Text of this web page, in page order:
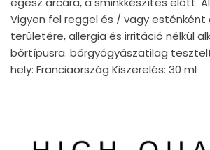
Vigyen fel reggel és / vagy esténként
területére, allergia és irritáció nélkül
bőrtípusra. bőrgyógyászatilag
hely: Franciaország Kiszerelés: 30 ml